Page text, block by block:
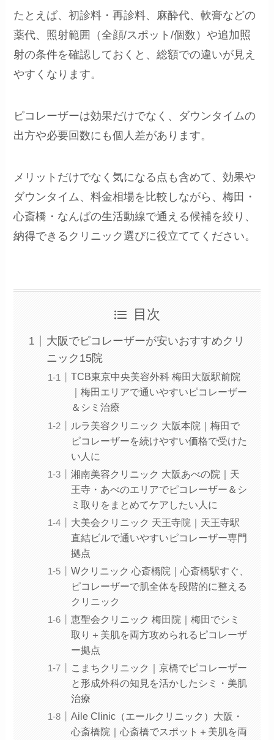
たとえば、初診料・再診料、麻酔代、軟膏などの
薬代、照射範囲（全顔/スポット/個数）や追加照
射の条件を確認しておくと、総額での違いが見え
やすくなります。
ピコレーザーは効果だけでなく、ダウンタイムの
出方や必要回数にも個人差があります。
メリットだけでなく気になる点も含めて、効果や
ダウンタイム、料金相場を比較しながら、梅田・
心斎橋・なんばの生活動線で通える候補を絞り、
納得できるクリニック選びに役立ててください。
目次
大阪でピコレーザーが安いおすすめクリ
ニック15院
TCB東京中央美容外科 梅田大阪駅前院
｜梅田エリアで通いやすいピコレーザー
＆シミ治療
ルラ美容クリニック 大阪本院｜梅田で
ピコレーザーを続けやすい価格で受けた
い人に
湘南美容クリニック 大阪あべの院｜天
王寺・あべのエリアでピコレーザー＆シ
ミ取りをまとめてケアしたい人に
大美会クリニック 天王寺院｜天王寺駅
直結ビルで通いやすいピコレーザー専門
拠点
Wクリニック 心斎橋院｜心斎橋駅すぐ、
ピコレーザーで肌全体を段階的に整える
クリニック
恵聖会クリニック 梅田院｜梅田でシミ
取り＋美肌を両方攻められるピコレーザ
ー拠点
こまちクリニック｜京橋でピコレーザー
と形成外科の知見を活かしたシミ・美肌
治療
Aile Clinic（エールクリニック）大阪・
心斎橋院｜心斎橋でスポット＋美肌を両